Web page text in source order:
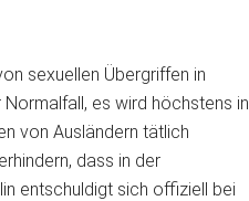
sexuellen Übergriffen in
es wird höchstens in
von Ausländern tätlich
dass in der
entschuldigt sich offiziell bei